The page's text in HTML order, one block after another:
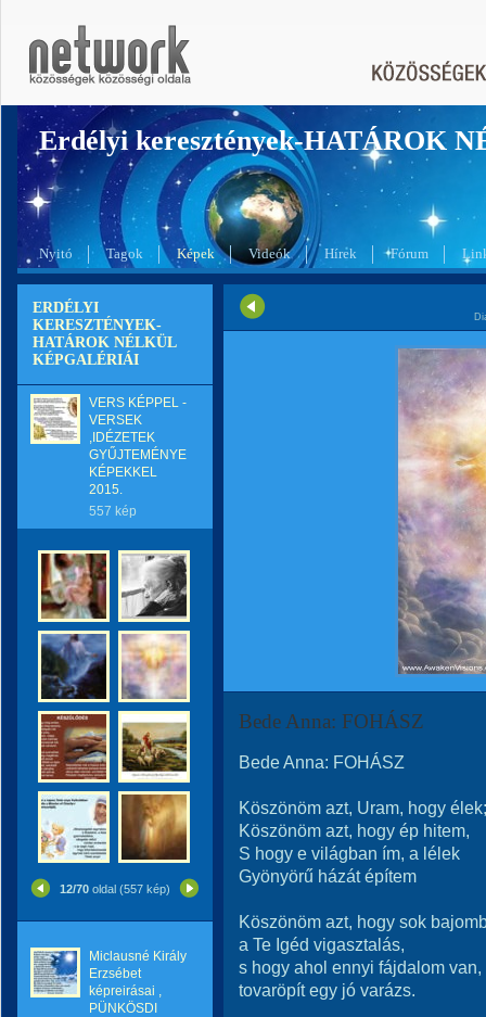
Erdélyi keresztények-HATÁROK
Nyitó Tagok Képek Videók Hírek Fórum
ERDÉLYI
KERESZTÉNYEK-
HATÁROK NÉLKÜL
KÉPGALÉRIÁI
VERS KÉPPEL -
VERSEK
,IDÉZETEK
GYŰJTEMÉNYE
KÉPEKKEL
2015.
557 kép
12/70 oldal (557 kép)
Miclausné Király
Erzsébet
képreirásai ,
PÜNKÖSDI
Bede Anna: FOHÁSZ
Bede Anna: FOHÁSZ
Köszönöm azt, Uram, hogy élek;
Köszönöm azt, hogy ép hitem,
S hogy e világban ím, a lélek
Gyönyörű házát építem
Köszönöm azt, hogy sok
a Te Igéd vigasztalás,
s hogy ahol ennyi fájdalom van,
tovaröpít egy jó varázs.